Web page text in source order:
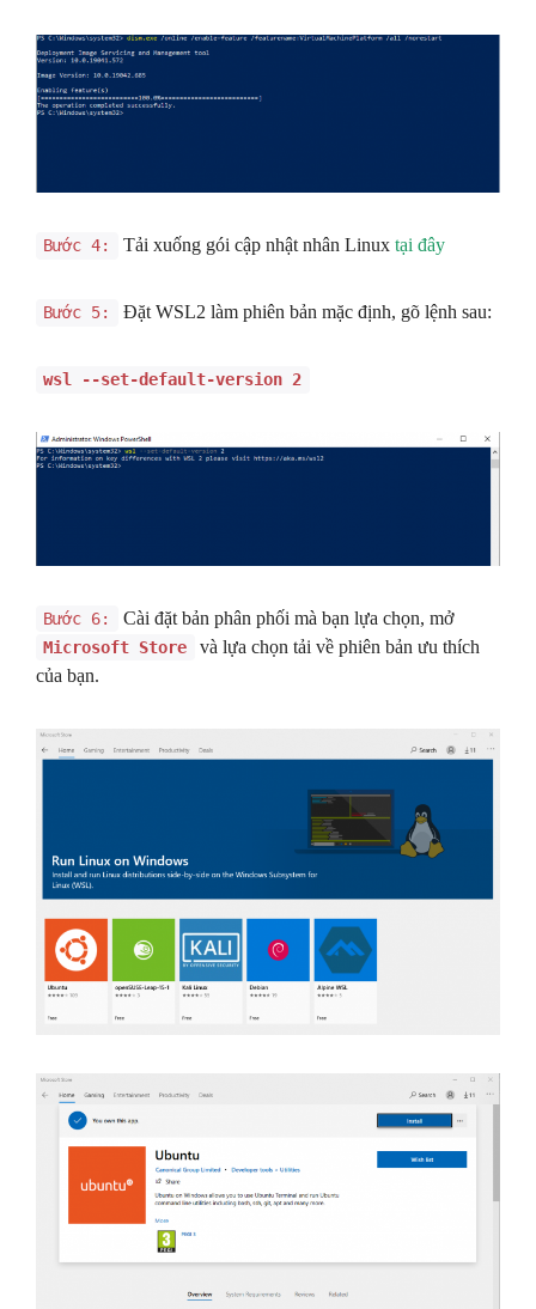
Bước 4: Tải xuống gói cập nhật nhân Linux tại đây
Bước 5: Đặt WSL2 làm phiên bản mặc định, gõ lệnh sau:
wsl --set-default-version 2
Bước 6: Cài đặt bản phân phối mà bạn lựa chọn, mở
Microsoft Store
và lựa chọn tải về phiên bản ưu thích
của bạn.